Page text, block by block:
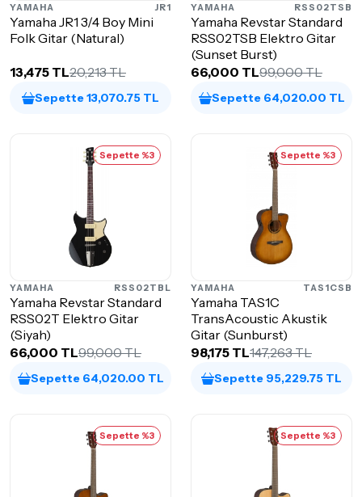
YAMAHA JR1
Yamaha JR1 3/4 Boy Mini
Folk Gitar (Natural)
13,475 TL20,213 TL
Sepette 13,070.75 TL
YAMAHA RSS02TSB
Yamaha Revstar Standard
RSS02TSB Elektro Gitar
(Sunset Burst)
66,000 TL99,000 TL
Sepette 64,020.00 TL
Sepette %3
YAMAHA RSS02TBL
Yamaha Revstar Standard
RSS02T Elektro Gitar
(Siyah)
66,000 TL99,000 TL
Sepette 64,020.00 TL
Sepette %3
YAMAHA TAS1CSB
Yamaha TAS1C
TransAcoustic Akustik
Gitar (Sunburst)
98,175 TL147,263 TL
Sepette 95,229.75 TL
Sepette %3 Sepette %3